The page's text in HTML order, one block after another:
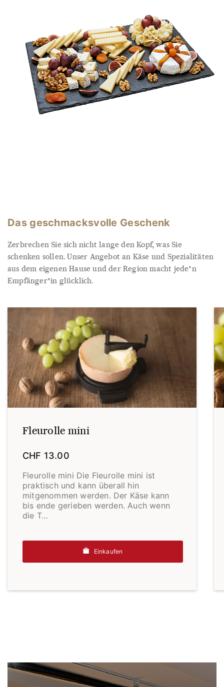
Das geschmacksvolle Geschenk
Zerbrechen Sie sich nicht lange den Kopf, was Sie
schenken sollen. Unser Angebot an Käse und Spezialitäten
aus dem eigenen Hause und der Region macht jede*n
Empfänger*in glücklich.
Fleurolle mini
CHF 13.00
Fleurolle mini Die Fleurolle mini ist
praktisch und kann überall hin
mitgenommen werden. Der Käse kann
bis ende gerieben werden. Auch wenn
die T…
Einkaufen